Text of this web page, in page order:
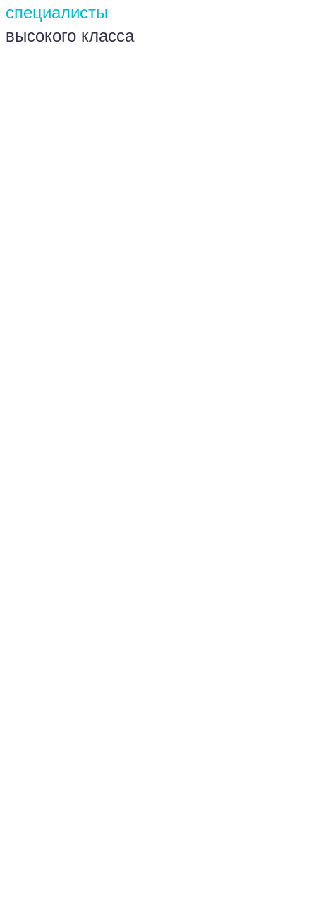
специалисты
высокого класса